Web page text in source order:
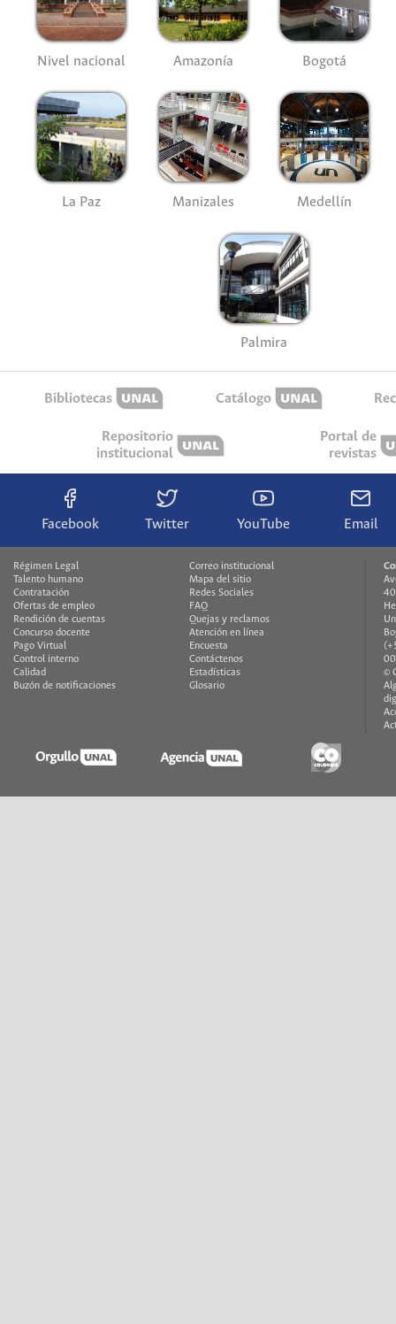
Nivel nacional Amazonía Bogotá
La Paz Manizales Medellín
Palmira
Bibliotecas Catálogo
Repositorio
institucional
Portal de
revistas
Facebook Twitter YouTube Email
Régimen Legal
Talento humano
Contratación
Ofertas de empleo
Rendición de cuentas
Concurso docente
Pago Virtual
Control interno
Calidad
Buzón de notificaciones
Correo institucional
Mapa del sitio
Redes Sociales
FAQ
Quejas y reclamos
Atención en línea
Encuesta
Contáctenos
Estadísticas
Glosario
©